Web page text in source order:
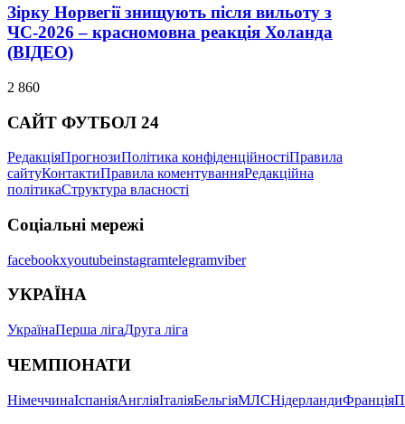
Зірку Норвегії знищують після вильоту з
ЧС-2026 – красномовна реакція Холанда
(ВІДЕО)
2 860
САЙТ ФУТБОЛ 24
РедакціяПрогнозиПолітика конфіденційностіПравила
сайтуКонтактиПравила коментуванняРедакційна
політикаСтруктура власності
Соціальні мережі
facebookxyoutubeinstagramtelegramviber
УКРАЇНА
УкраїнаПерша лігаДруга ліга
ЧЕМПІОНАТИ
НімеччинаІспаніяАнгліяІталіяБельгіяМЛСНідерландиФранція